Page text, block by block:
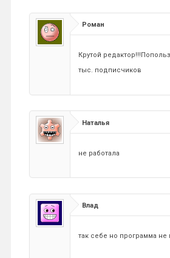
Роман
Крутой
тыс. подписчиков
Наталья
не работала
Влад
так себе но программа не